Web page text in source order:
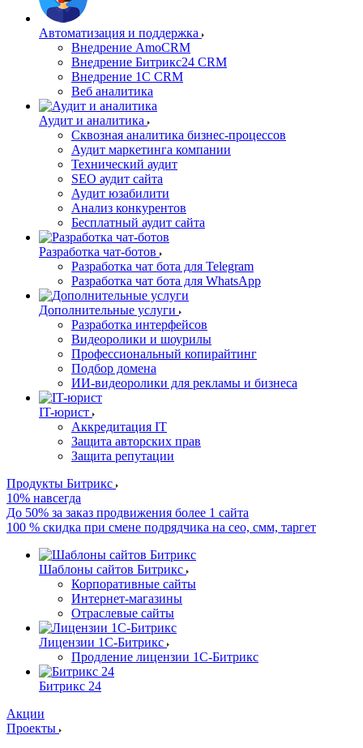
Автоматизация и поддержка
Внедрение AmoCRM
Внедрение Битрикс24 CRM
Внедрение 1C CRM
Веб аналитика
Аудит и аналитика
Сквозная аналитика бизнес-процессов
Аудит маркетинга компании
Технический аудит
SEO аудит сайта
Аудит юзабилити
Анализ конкурентов
Бесплатный аудит сайта
Разработка чат-ботов
Разработка чат бота для Telegram
Разработка чат бота для WhatsApp
Дополнительные услуги
Разработка интерфейсов
Видеоролики и шоурилы
Профессиональный копирайтинг
Подбор домена
ИИ-видеоролики для рекламы и бизнеса
IT-юрист
Аккредитация IT
Защита авторских прав
Защита репутации
Продукты Битрикс
10% навсегда
До 50% за заказ продвижения более 1 сайта
100 % скидка при смене подрядчика на сео, смм, таргет
Шаблоны сайтов Битрикс
Корпоративные сайты
Интернет-магазины
Отраслевые сайты
Лицензии 1С-Битрикс
Продление лицензии 1С-Битрикс
Битрикс 24
Акции
Проекты